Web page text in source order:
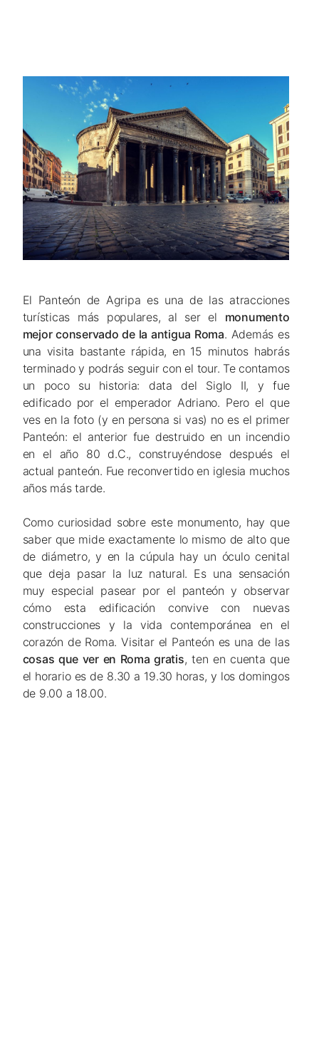
El Panteón de Agripa es una de las atracciones
turísticas más populares, al ser el monumento
mejor conservado de la antigua Roma. Además es
una visita bastante rápida, en 15 minutos habrás
terminado y podrás seguir con el tour. Te contamos
un poco su historia: data del Siglo II, y fue
edificado por el emperador Adriano. Pero el que
ves en la foto (y en persona si vas) no es el primer
Panteón: el anterior fue destruido en un incendio
en el año 80 d.C., construyéndose después el
actual panteón. Fue reconvertido en iglesia muchos
años más tarde.
Como curiosidad sobre este monumento, hay que
saber que mide exactamente lo mismo de alto que
de diámetro, y en la cúpula hay un óculo cenital
que deja pasar la luz natural. Es una sensación
muy especial pasear por el panteón y observar
cómo esta edificación convive con nuevas
construcciones y la vida contemporánea en el
corazón de Roma. Visitar el Panteón es una de las
cosas que ver en Roma gratis, ten en cuenta que
el horario es de 8.30 a 19.30 horas, y los domingos
de 9.00 a 18.00.